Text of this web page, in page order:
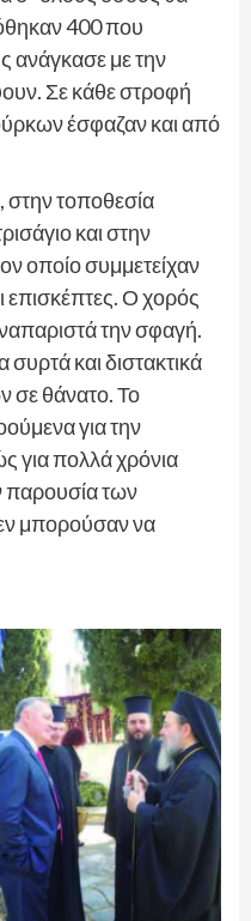
400 που
ανάγκασε με την
Σε κάθε στροφή
έσφαζαν και από
στην τοποθεσία
και στην
οποίο συμμετείχαν
επισκέπτες. Ο χορός
την σφαγή.
και διστακτικά
σε θάνατο. Το
για την
για πολλά χρόνια
παρουσία των
μπορούσαν να